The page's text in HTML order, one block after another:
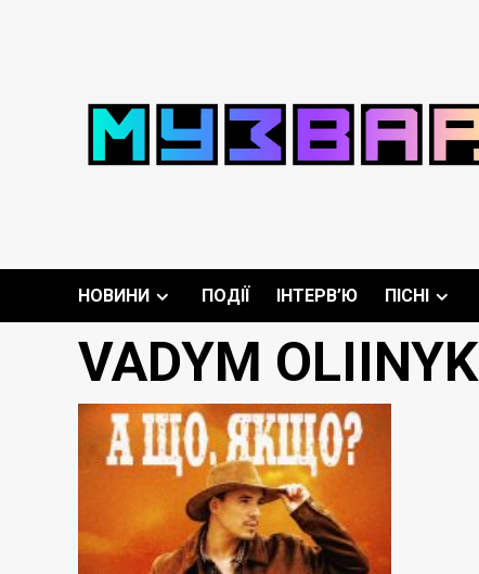
НОВИНИ ПОДІЇ ІНТЕРВ’Ю ПІСНІ
VADYM OLIINYK